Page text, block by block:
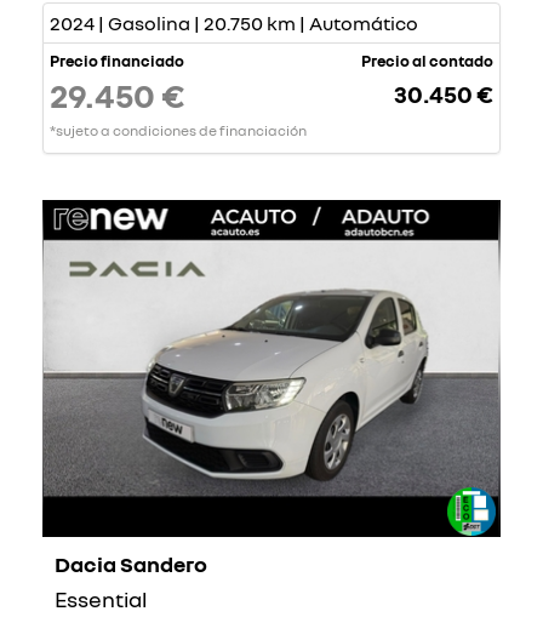
2024 | Gasolina | 20.750 km | Automático
Precio financiado
29.450 €
*sujeto a condiciones de financiación
Precio al contado
30.450 €
Dacia Sandero
Essential